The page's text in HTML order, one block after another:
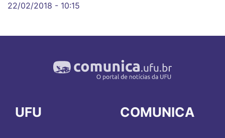
22/02/2018 - 10:15
UFU COMUNICA